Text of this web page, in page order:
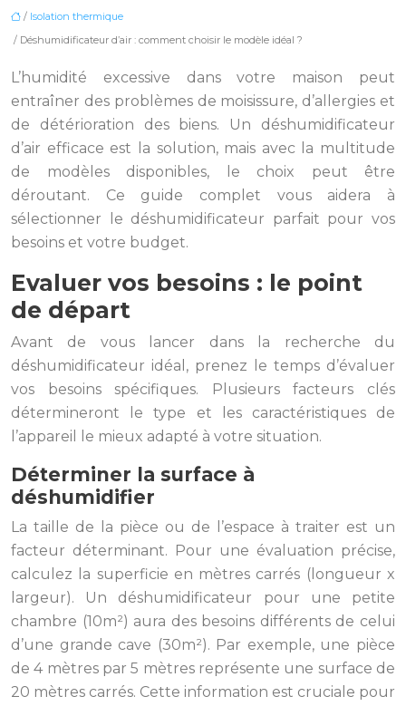
/ Isolation thermique
/ Déshumidificateur d’air : comment choisir le modèle idéal ?
L’humidité excessive dans votre maison peut
entraîner des problèmes de moisissure, d’allergies et
de détérioration des biens. Un déshumidificateur
d’air efficace est la solution, mais avec la multitude
de modèles disponibles, le choix peut être
déroutant. Ce guide complet vous aidera à
sélectionner le déshumidificateur parfait pour vos
besoins et votre budget.
Evaluer vos besoins : le point
de départ
Avant de vous lancer dans la recherche du
déshumidificateur idéal, prenez le temps d’évaluer
vos besoins spécifiques. Plusieurs facteurs clés
détermineront le type et les caractéristiques de
l’appareil le mieux adapté à votre situation.
Déterminer la surface à
déshumidifier
La taille de la pièce ou de l’espace à traiter est un
facteur déterminant. Pour une évaluation précise,
calculez la superficie en mètres carrés (longueur x
largeur). Un déshumidificateur pour une petite
chambre (10m²) aura des besoins différents de celui
d’une grande cave (30m²). Par exemple, une pièce
de 4 mètres par 5 mètres représente une surface de
20 mètres carrés. Cette information est cruciale pour